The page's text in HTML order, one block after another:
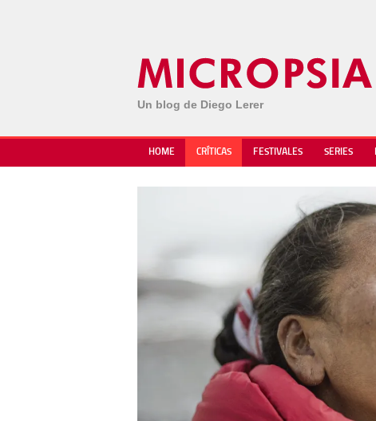
Un blog de Diego Lerer
HOME CRÍTICAS FESTIVALES SERIES